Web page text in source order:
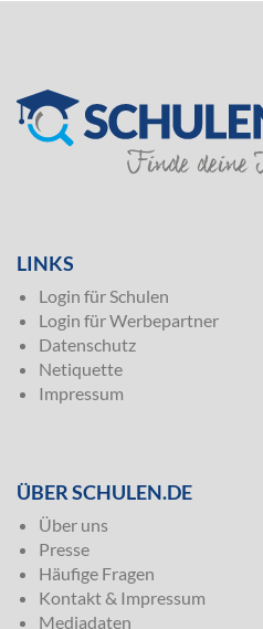
LINKS
Login für Schulen
Login für Werbepartner
Datenschutz
Netiquette
Impressum
ÜBER SCHULEN.DE
Über uns
Presse
Häufige Fragen
Kontakt & Impressum
Mediadaten